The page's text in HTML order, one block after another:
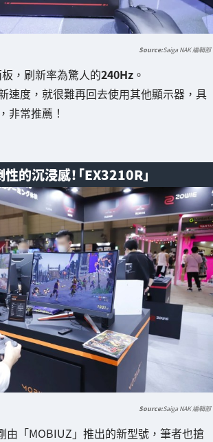
Saiga NAK 編輯部
，刷新率為驚人的240Hz 。
速度，就很難再回去使用其他顯示器，具
非常推薦！
的沉浸感！「EX3210R」
Saiga NAK 編輯部
由「MOBIUZ」推出的新型號，筆者也搶